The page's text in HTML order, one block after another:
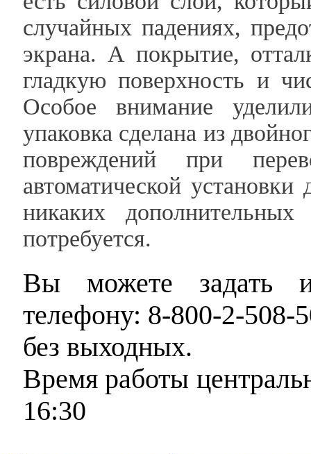
случайных падениях,
экрана. А покрытие,
гладкую поверхность и
Особое внимание
упаковка сделана из
повреждений при
автоматической
никаких
потребуется.
Вы можете задать
телефону: 8-800-2-508-
без выходных.
Время работы
16:30